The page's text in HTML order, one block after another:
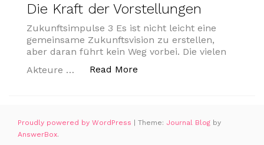
Die Kraft der Vorstellungen
Zukunftsimpulse 3 Es ist nicht leicht eine
gemeinsame Zukunftsvision zu erstellen,
aber daran führt kein Weg vorbei. Die vielen
Akteure …
Read More
Proudly powered by WordPress Theme: Journal Blog by
AnswerBox.